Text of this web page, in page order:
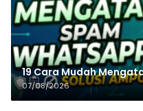
19 Cara Mudah
07/08/2026